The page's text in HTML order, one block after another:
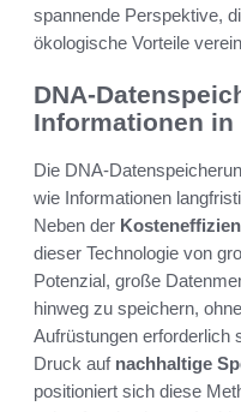
spannende Perspektive,
ökologische Vorteile
DNA-
Informationen in
Die DNA-
wie Informationen
Neben der
dieser Technologie von
Potenzial, große
hinweg zu speichern,
Aufrüstungen erforderlich
Druck auf nachhaltige
positioniert sich diese